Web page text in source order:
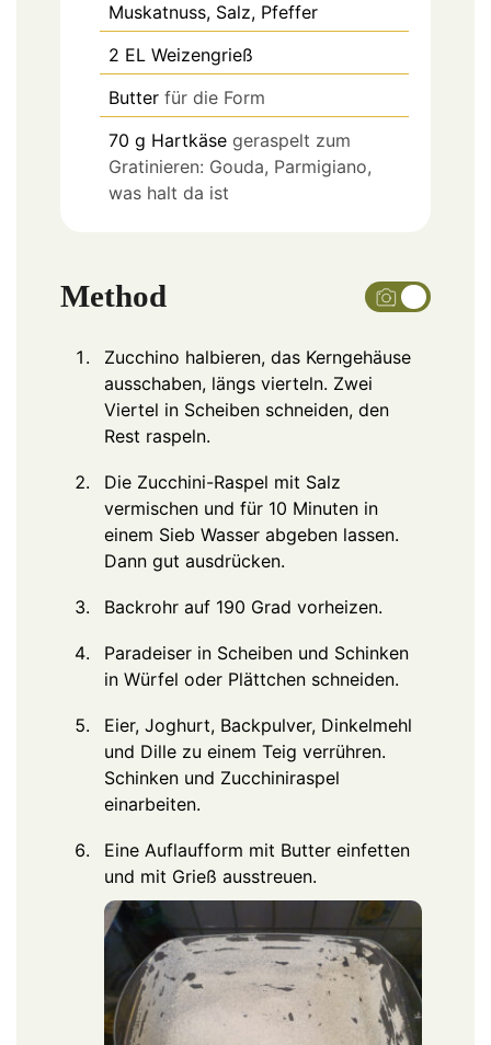
Muskatnuss, Salz, Pfeffer
2 EL Weizengrieß
Butter für die Form
70 g Hartkäse geraspelt zum
Gratinieren: Gouda, Parmigiano,
was halt da ist
Method
Zucchino halbieren, das Kerngehäuse
ausschaben, längs vierteln. Zwei
Viertel in Scheiben schneiden, den
Rest raspeln.
Die Zucchini-Raspel mit Salz
vermischen und für 10 Minuten in
einem Sieb Wasser abgeben lassen.
Dann gut ausdrücken.
Backrohr auf 190 Grad vorheizen.
Paradeiser in Scheiben und Schinken
in Würfel oder Plättchen schneiden.
Eier, Joghurt, Backpulver, Dinkelmehl
und Dille zu einem Teig verrühren.
Schinken und Zucchiniraspel
einarbeiten.
Eine Auflaufform mit Butter einfetten
und mit Grieß ausstreuen.